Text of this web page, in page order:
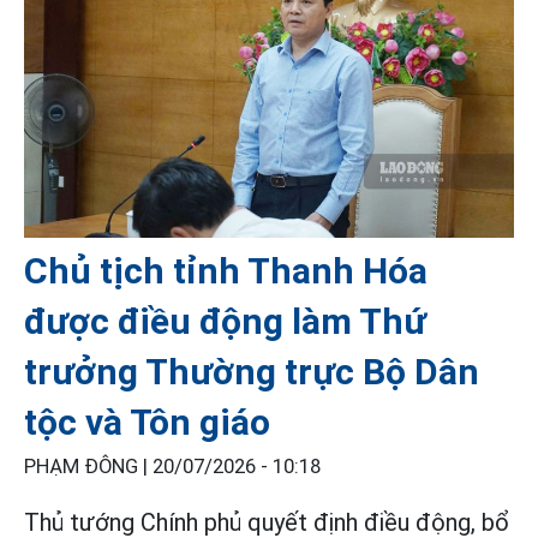
Chủ tịch tỉnh Thanh Hóa
được điều động làm Thứ
trưởng Thường trực Bộ Dân
tộc và Tôn giáo
PHẠM ĐÔNG | 20/07/2026 - 10:18
Thủ tướng Chính phủ quyết định điều động, bổ